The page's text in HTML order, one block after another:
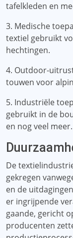
tafelkleden en
3. Medische
textiel gebruikt
hechtingen.
4. Outdoor-
touwen voor
5. Industriële
gebruikt in de
en nog veel meer.
De
gekregen
en de
er ingrijpende
gaande, gericht
producenten